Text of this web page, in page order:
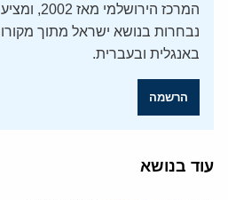
המרכז
נבחרות בנושא ישראל מתוך
באנגלית ובעברית.
הרשמה
עוד בנושא